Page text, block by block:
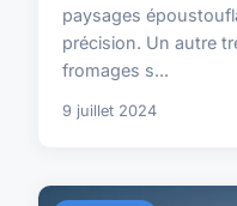
paysages
précision. Un autre
fromages s...
9 juillet 2024